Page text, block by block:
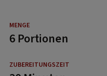
6 Portionen